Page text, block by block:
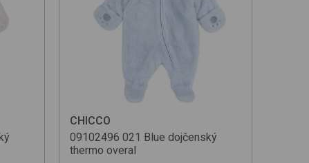
Od najdrahšej jed. ceny
Podľa názvu (A-Z)
CHICCO
09102496 021 Blue dojčenský
thermo overal